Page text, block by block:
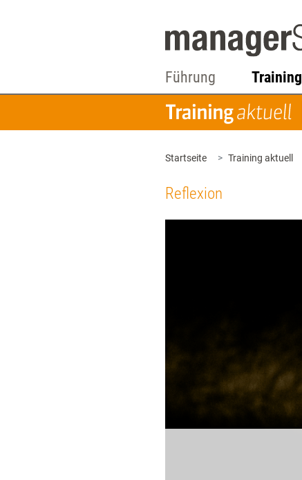
Führung Training
Startseite Training aktuell
Reflexion